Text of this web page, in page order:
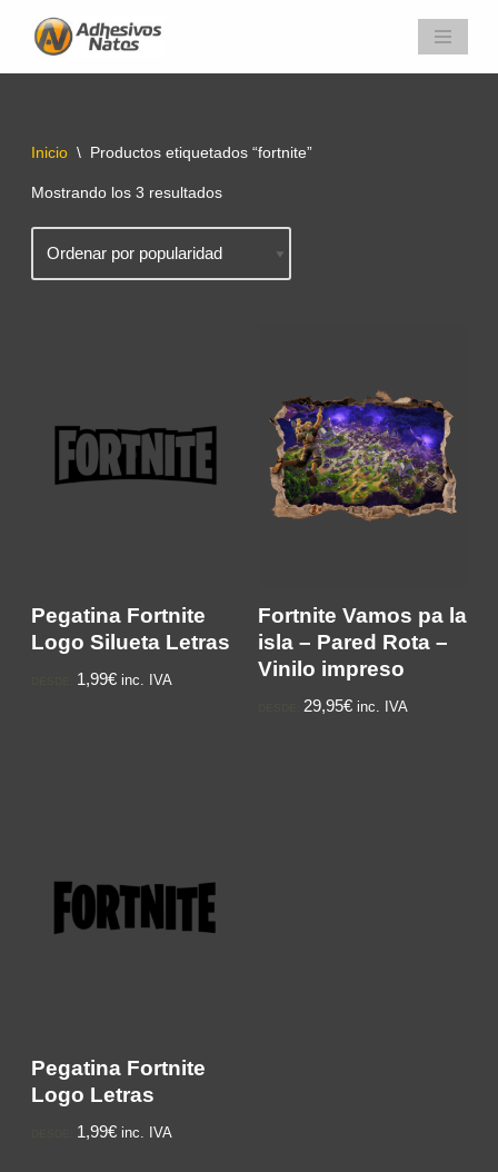
Saltar
Inicio \ Productos etiquetados “fortnite”
Mostrando los 3 resultados
Pegatina Fortnite
Logo Silueta Letras
1,99€ inc. IVA
Fortnite Vamos pa la
isla – Pared Rota –
Vinilo impreso
29,95€ inc. IVA
Pegatina Fortnite
Logo Letras
1,99€ inc. IVA